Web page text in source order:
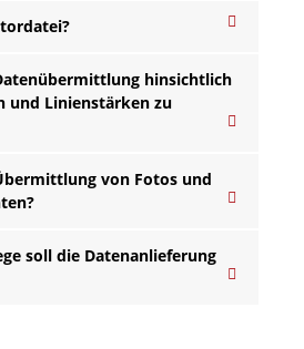
hinsichtlich
und Linienstärken zu
von Fotos und
soll die Datenanlieferung